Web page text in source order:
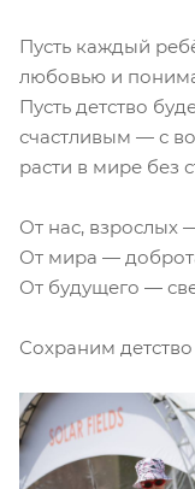
Пусть каждый
любовью и
Пусть детство
счастливым — с
расти в мире без
От нас, взрослых
От мира —
От будущего —
Сохраним